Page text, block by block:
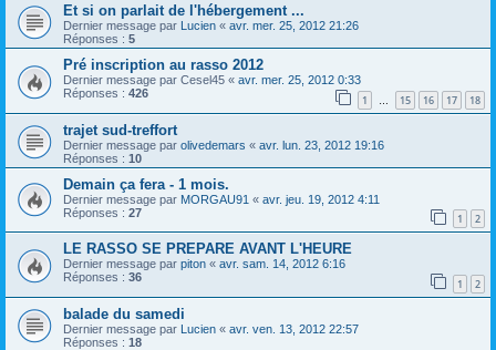
Et si on parlait de l'hébergement ...
Dernier message par Lucien « avr. mer. 25, 2012 21:26
Réponses : 5
Pré inscription au rasso 2012
Dernier message par Cesel45 « avr. mer. 25, 2012 0:33
Réponses : 426 1 … 15 16 17 18
trajet sud-treffort
Dernier message par olivedemars « avr. lun. 23, 2012 19:16
Réponses : 10
Demain ça fera - 1 mois.
Dernier message par MORGAU91 « avr. jeu. 19, 2012 4:11
Réponses : 27 1 2
LE RASSO SE PREPARE AVANT L'HEURE
Dernier message par piton « avr. sam. 14, 2012 6:16
Réponses : 36 1 2
balade du samedi
Dernier message par Lucien « avr. ven. 13, 2012 22:57
Réponses : 18